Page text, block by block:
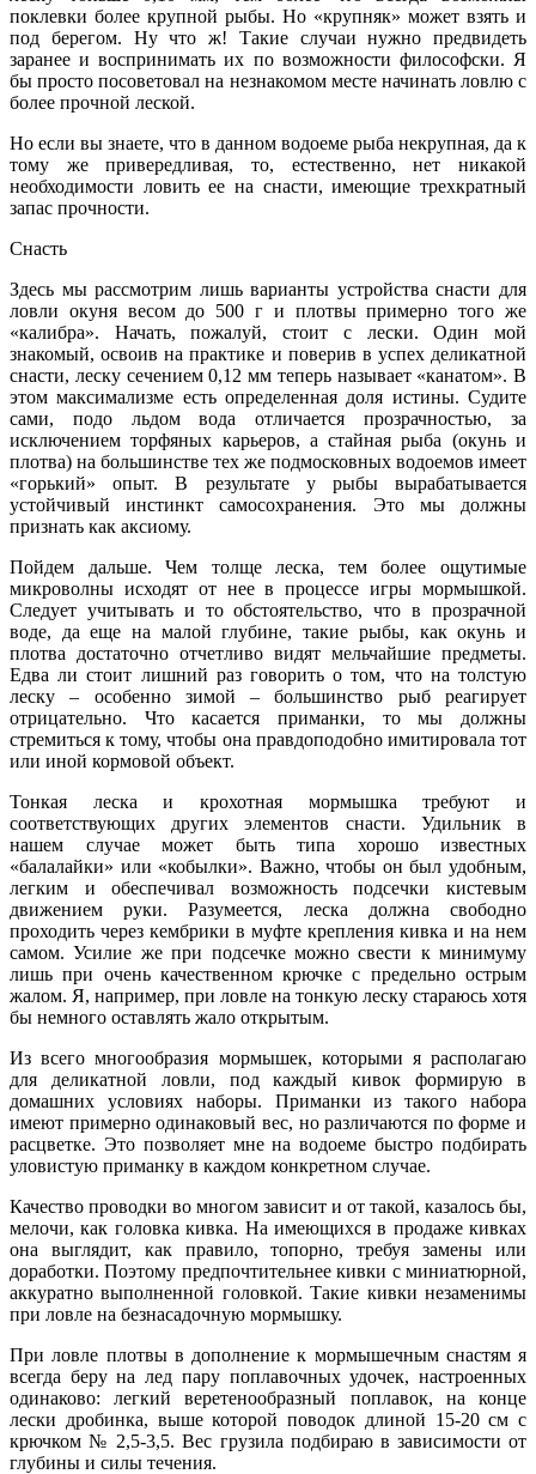
поклевки более крупной рыбы. Но «крупняк» может взять и
под берегом. Ну что ж! Такие случаи нужно предвидеть
заранее и воспринимать их по возможности философски. Я
бы просто посоветовал на незнакомом месте начинать ловлю с
более прочной леской.
Но если вы знаете, что в данном водоеме рыба некрупная, да к
тому же привередливая, то, естественно, нет никакой
необходимости ловить ее на снасти, имеющие трехкратный
запас прочности.
Снасть
Здесь мы рассмотрим лишь варианты устройства снасти для
ловли окуня весом до 500 г и плотвы примерно того же
«калибра». Начать, пожалуй, стоит с лески. Один мой
знакомый, освоив на практике и поверив в успех деликатной
снасти, леску сечением 0,12 мм теперь называет «канатом». В
этом максимализме есть определенная доля истины. Судите
сами, подо льдом вода отличается прозрачностью, за
исключением торфяных карьеров, а стайная рыба (окунь и
плотва) на большинстве тех же подмосковных водоемов имеет
«горький» опыт. В результате у рыбы вырабатывается
устойчивый инстинкт самосохранения. Это мы должны
признать как аксиому.
Пойдем дальше. Чем толще леска, тем более ощутимые
микроволны исходят от нее в процессе игры мормышкой.
Следует учитывать и то обстоятельство, что в прозрачной
воде, да еще на малой глубине, такие рыбы, как окунь и
плотва достаточно отчетливо видят мельчайшие предметы.
Едва ли стоит лишний раз говорить о том, что на толстую
леску – особенно зимой – большинство рыб реагирует
отрицательно. Что касается приманки, то мы должны
стремиться к тому, чтобы она правдоподобно имитировала тот
или иной кормовой объект.
Тонкая леска и крохотная мормышка требуют и
соответствующих других элементов снасти. Удильник в
нашем случае может быть типа хорошо известных
«балалайки» или «кобылки». Важно, чтобы он был удобным,
легким и обеспечивал возможность подсечки кистевым
движением руки. Разумеется, леска должна свободно
проходить через кембрики в муфте крепления кивка и на нем
самом. Усилие же при подсечке можно свести к минимуму
лишь при очень качественном крючке с предельно острым
жалом. Я, например, при ловле на тонкую леску стараюсь хотя
бы немного оставлять жало открытым.
Из всего многообразия мормышек, которыми я располагаю
для деликатной ловли, под каждый кивок формирую в
домашних условиях наборы. Приманки из такого набора
имеют примерно одинаковый вес, но различаются по форме и
расцветке. Это позволяет мне на водоеме быстро подбирать
уловистую приманку в каждом конкретном случае.
Качество проводки во многом зависит и от такой, казалось бы,
мелочи, как головка кивка. На имеющихся в продаже кивках
она выглядит, как правило, топорно, требуя замены или
доработки. Поэтому предпочтительнее кивки с миниатюрной,
аккуратно выполненной головкой. Такие кивки незаменимы
при ловле на безнасадочную мормышку.
При ловле плотвы в дополнение к мормышечным снастям я
всегда беру на лед пару поплавочных удочек, настроенных
одинаково: легкий веретенообразный поплавок, на конце
лески дробинка, выше которой поводок длиной 15-20 см с
крючком № 2,5-3,5. Вес грузила подбираю в зависимости от
глубины и силы течения.